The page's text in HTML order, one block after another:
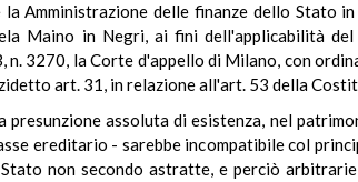
Amministrazione delle finanze dello Stato
Maino in Negri, ai fini dell'applicabilità
n. 3270, la Corte d'appello di Milano, con
art. 31, in relazione all'art. 53 della
presunzione assoluta di esistenza, nel
ereditario - sarebbe incompatibile col
non secondo astratte, e perciò